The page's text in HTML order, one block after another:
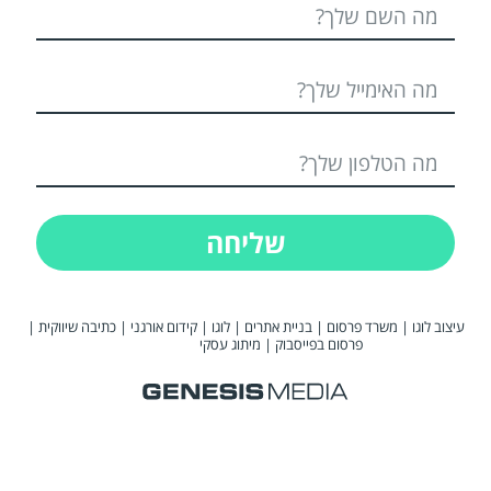
שליחה
עיצוב לוגו | משרד פרסום |בניית אתרים |לוגו |קידום אורגני |כתיבה שיווקית |
פרסום בפייסבוק | מיתוג עסקי